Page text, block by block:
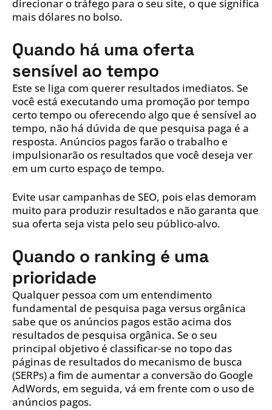
direcionar o tráfego para o seu site, o que significa
mais dólares no bolso.
Quando há uma oferta
sensível ao tempo
Este se liga com querer resultados imediatos. Se
você está executando uma promoção por tempo
certo tempo ou oferecendo algo que é sensível ao
tempo, não há dúvida de que pesquisa paga é a
resposta. Anúncios pagos farão o trabalho e
impulsionarão os resultados que você deseja ver
em um curto espaço de tempo.
Evite usar campanhas de SEO, pois elas demoram
muito para produzir resultados e não garanta que
sua oferta seja vista pelo seu público-alvo.
Quando o ranking é uma
prioridade
Qualquer pessoa com um entendimento
fundamental de pesquisa paga versus orgânica
sabe que os anúncios pagos estão acima dos
resultados de pesquisa orgânica. Se o seu
principal objetivo é classificar-se no topo das
páginas de resultados do mecanismo de busca
(SERPs) a fim de aumentar a conversão do Google
AdWords, em seguida, vá em frente com o uso de
anúncios pagos.